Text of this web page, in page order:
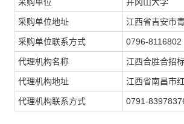
采购单位地址 江西省吉安市
采购单位联系方式 0796-8116802
代理机构名称 江西合胜合招
代理机构地址 江西省南昌市
代理机构联系方式 0791-